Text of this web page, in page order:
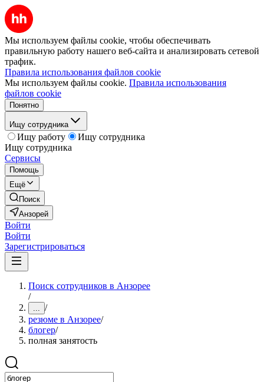
Мы используем файлы cookie, чтобы обеспечивать
правильную работу нашего веб-сайта и анализировать сетевой
трафик.
Правила использования файлов cookie
Мы используем файлы cookie. Правила использования
файлов cookie
Понятно
Ищу сотрудника
Ищу работу
Ищу сотрудника
Ищу сотрудника
Сервисы
Помощь
Ещё
Поиск
Анзорей
Войти
Войти
Зарегистрироваться
Поиск сотрудников в Анзорее
/
... /
резюме в Анзорее/
блогер/
полная занятость